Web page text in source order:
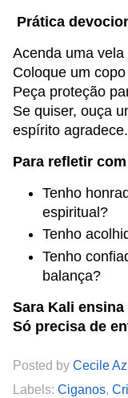
Prática
Acenda uma
Coloque um
Peça proteção
Se quiser, ouça
espírito agradece.
Para refletir
Tenho
espiritual?
Tenho
Tenho
balança?
Sara Kali
Só precisa de
Posted by Cecile Az
Labels: Ciganos,